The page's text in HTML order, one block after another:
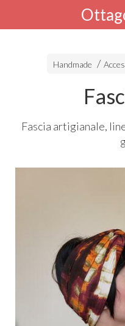
Handmade
Fascia artigianale,